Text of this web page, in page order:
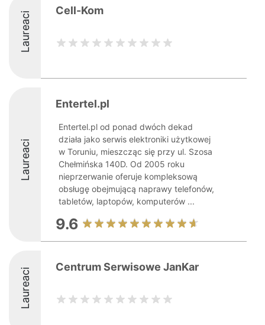
Laureaci Cell-Kom
Laureaci
Entertel.pl
Entertel.pl od ponad dwóch dekad
działa jako serwis elektroniki użytkowej
w Toruniu, mieszcząc się przy ul. Szosa
Chełmińska 140D. Od 2005 roku
nieprzerwanie oferuje kompleksową
obsługę obejmującą naprawy telefonów,
tabletów, laptopów, komputerów ...
9.6
Laureaci Centrum Serwisowe JanKar